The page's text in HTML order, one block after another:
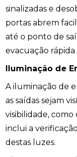
sinalizadas e
portas abrem
até o ponto de
evacuação
Iluminação de
A iluminação de
as saídas sejam
visibilidade,
inclui a
destas luzes.